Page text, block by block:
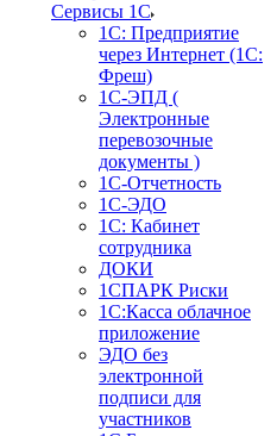
Сервисы 1С
1С: Предприятие
через Интернет (1С:
Фреш)
1С-ЭПД (
Электронные
перевозочные
документы )
1С-Отчетность
1С-ЭДО
1С: Кабинет
сотрудника
ДОКИ
1СПАРК Риски
1С:Касса облачное
приложение
ЭДО без
электронной
подписи для
участников